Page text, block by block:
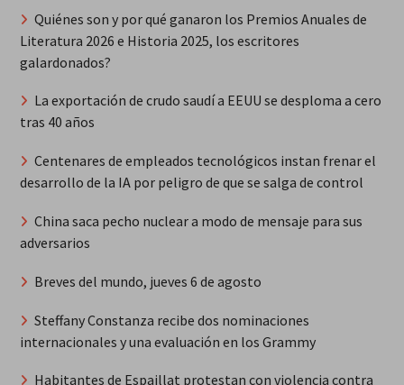
Quiénes son y por qué ganaron los Premios Anuales de
Literatura 2026 e Historia 2025, los escritores
galardonados?
La exportación de crudo saudí a EEUU se desploma a cero
tras 40 años
Centenares de empleados tecnológicos instan frenar el
desarrollo de la IA por peligro de que se salga de control
China saca pecho nuclear a modo de mensaje para sus
adversarios
Breves del mundo, jueves 6 de agosto
Steffany Constanza recibe dos nominaciones
internacionales y una evaluación en los Grammy
Habitantes de Espaillat protestan con violencia contra